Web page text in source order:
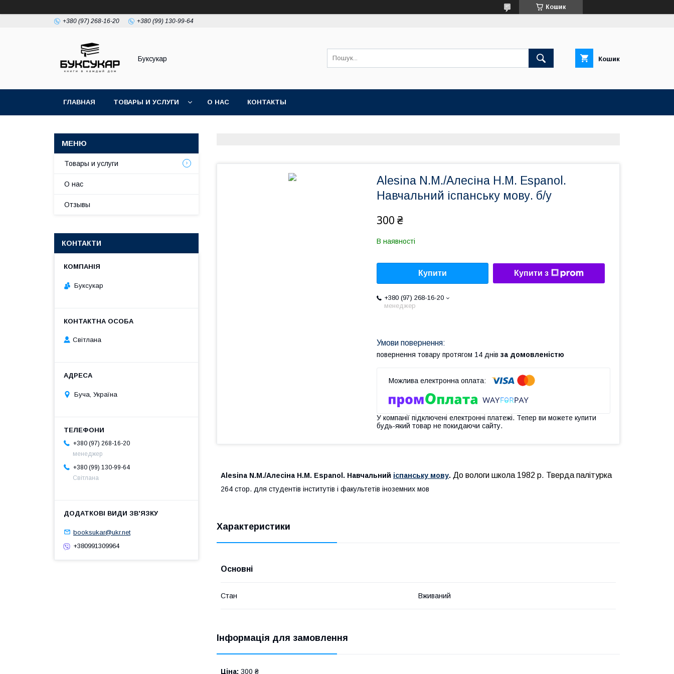
Кошик
+380 (97) 268-16-20 +380 (99) 130-99-64
Буксукар Кошик
ГЛАВНАЯ ТОВАРЫ И УСЛУГИ О НАС КОНТАКТЫ
Alesina N.M./Алесіна Н.М. Espanol.
Навчальний іспанську мову. б/у
300 ₴
В наявності
Купити Купити з
+380 (97) 268-16-20
менеджер
повернення товару протягом 14 днів за домовленістю
У компанії підключені електронні платежі. Тепер ви можете купити
будь-який товар не покидаючи сайту.
Alesina N.M./Алесіна Н.М. Espanol. Навчальний іспанську мову. До вологи школа 1982 р. Тверда палітурка
264 стор. для студентів інститутів і факультетів іноземних мов
Характеристики
Основні
Стан Вживаний
Інформація для замовлення
Ціна: 300 ₴
Товары и услуги
О нас
Отзывы
КОНТАКТИ
Буксукар
Світлана
Буча, Україна
+380 (97) 268-16-20
менеджер
+380 (99) 130-99-64
Світлана
booksukar@ukr.net
+380991309964